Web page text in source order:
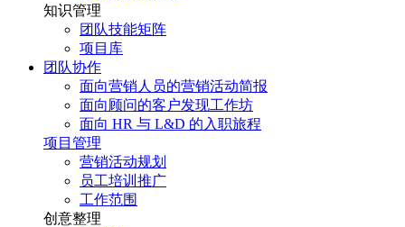
知识管理
团队技能矩阵
项目库
团队协作
面向营销人员的营销活动简报
面向顾问的客户发现工作坊
面向 HR 与 L&D 的入职旅程
项目管理
营销活动规划
员工培训推广
工作范围
创意整理